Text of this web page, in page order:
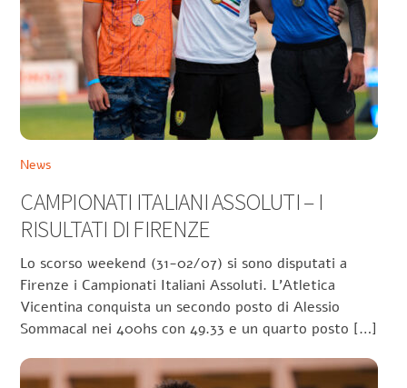
News
CAMPIONATI ITALIANI ASSOLUTI – I
RISULTATI DI FIRENZE
Lo scorso weekend (31-02/07) si sono disputati a
Firenze i Campionati Italiani Assoluti. L’Atletica
Vicentina conquista un secondo posto di Alessio
Sommacal nei 400hs con 49.33 e un quarto posto […]